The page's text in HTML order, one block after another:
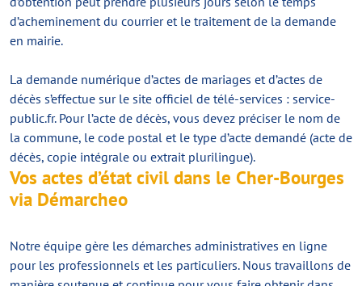
d’acheminement du courrier et le traitement de la demande
en mairie.
La demande numérique d’actes de mariages et d’actes de
décès s’effectue sur le site officiel de télé-services : service-
public.fr. Pour l’acte de décès, vous devez préciser le nom de
la commune, le code postal et le type d’acte demandé (acte de
décès, copie intégrale ou extrait plurilingue).
Vos actes d’état civil dans le Cher-Bourges
via Démarcheo
Notre équipe gère les démarches administratives en ligne
pour les professionnels et les particuliers. Nous travaillons de